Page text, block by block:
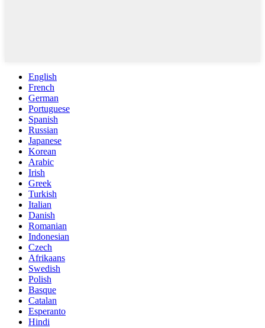
English
French
German
Portuguese
Spanish
Russian
Japanese
Korean
Arabic
Irish
Greek
Turkish
Italian
Danish
Romanian
Indonesian
Czech
Afrikaans
Swedish
Polish
Basque
Catalan
Esperanto
Hindi